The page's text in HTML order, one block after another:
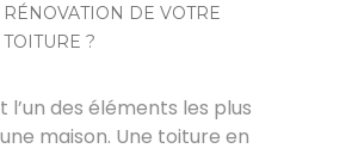
RÉNOVATION DE VOTRE
TOITURE ?
l’un des éléments les plus
maison. Une toiture en